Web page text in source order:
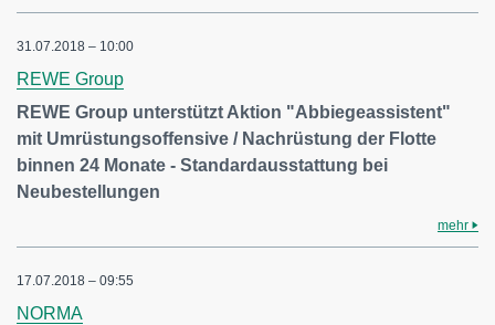
31.07.2018 – 10:00
REWE Group
REWE Group unterstützt Aktion "Abbiegeassistent"
mit Umrüstungsoffensive / Nachrüstung der Flotte
binnen 24 Monate - Standardausstattung bei
Neubestellungen
mehr
17.07.2018 – 09:55
NORMA